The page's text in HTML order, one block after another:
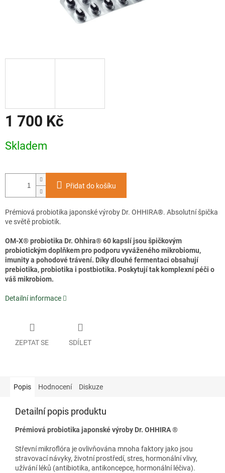
1 700 Kč
cena:
Skladem
Přidat do košíku
Prémiová probiotika japonské výroby Dr. OHHIRA®. Absolutní špička
ve světě probiotik.
OM-X® probiotika Dr. Ohhira® 60 kapslí jsou špičkovým
probiotickým doplňkem pro podporu vyváženého mikrobiomu,
imunity a pohodové trávení. Díky dlouhé fermentaci obsahují
prebiotika, probiotika i postbiotika. Poskytují tak komplexní péči o
váš mikrobiom.
Detailní informace
ZEPTAT SE SDÍLET
Popis Hodnocení Diskuze
Detailní popis produktu
Prémiová probiotika japonské výroby Dr. OHHIRA®
Střevní mikroflóra je ovlivňována mnoha faktory jako jsou
stravovací návyky, životní prostředí, stres, hormonální vlivy,
užívání léků (antibiotika, antikoncepce, hormonální léčiva).